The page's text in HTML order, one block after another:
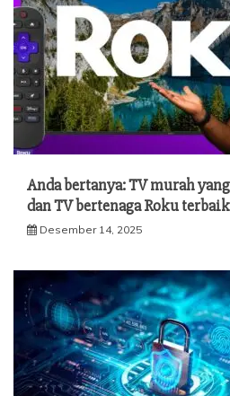
Anda bertanya: TV murah
dan TV bertenaga Roku terbaik
Desember 14, 2025